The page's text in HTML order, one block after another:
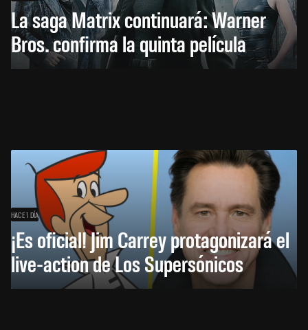
La saga Matrix continuará: Warner
Bros. confirma la quinta película
HACE 1 DÍA
¡Es oficial! Jim Carrey protagonizará el
live-action de Los Supersónicos